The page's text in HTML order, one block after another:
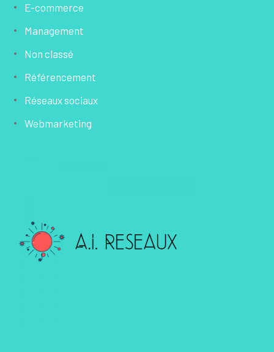
E-commerce
Management
Non classé
Référencement
Réseaux sociaux
Webmarketing